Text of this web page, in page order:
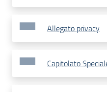
Allegato privacy
Capitolato